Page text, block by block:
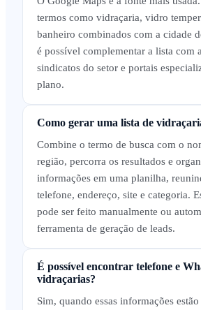
termos como vidraçaria, vidro
banheiro combinados com a cidade
é possível complementar a lista com
sindicatos do setor e portais
plano.
Como gerar uma lista de
Combine o termo de busca com o
região, percorra os resultados e
informações em uma planilha,
telefone, endereço, site e categoria.
pode ser feito manualmente ou
ferramenta de geração de leads.
É possível encontrar telefone e
vidraçarias?
Sim, quando essas informações